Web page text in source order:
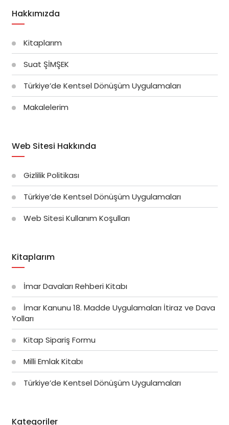
Hakkımızda
Kitaplarım
Suat ŞİMŞEK
Türkiye’de Kentsel Dönüşüm Uygulamaları
Makalelerim
Web Sitesi Hakkında
Gizlilik Politikası
Türkiye’de Kentsel Dönüşüm Uygulamaları
Web Sitesi Kullanım Koşulları
Kitaplarım
İmar Davaları Rehberi Kitabı
İmar Kanunu 18. Madde Uygulamaları İtiraz ve Dava
Yolları
Kitap Sipariş Formu
Milli Emlak Kitabı
Türkiye’de Kentsel Dönüşüm Uygulamaları
Kategoriler